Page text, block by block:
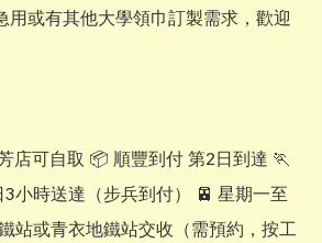
用或有其他大學領巾訂製需求，歡迎
店可自取 📦 順豐到付 第2日到達 🏃
小時送達（步兵到付） 🚈 星期一至
站或青衣地鐵站交收（需預約，按工